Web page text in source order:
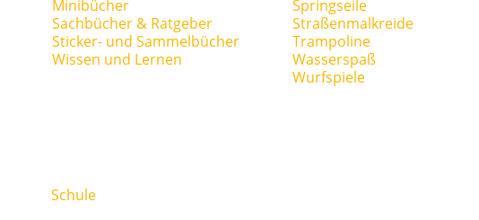
Minibücher
Sachbücher & Ratgeber
Sticker- und Sammelbücher
Wissen und Lernen
Springseile
Straßenmalkreide
Trampoline
Wasserspaß
Wurfspiele
Schule